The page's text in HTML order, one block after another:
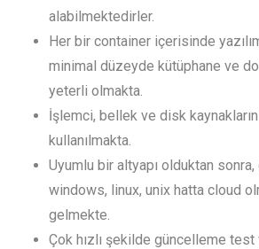
alabilmektedirler.
Her bir container içerisinde
minimal düzeyde kütüphane ve
yeterli olmakta.
İşlemci, bellek ve disk
kullanılmakta.
Uyumlu bir altyapı olduktan sonra,
windows, linux, unix hatta cloud
gelmekte.
Çok hızlı şekilde güncelleme